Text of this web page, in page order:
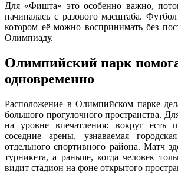
Для «Фишта» это особенно важно,
начиналась с разового масштаба.
котором её можно воспринимать без
Олимпиаду.
Олимпийский парк
одновременно
Расположение в Олимпийском парке
большого прогулочного пространства.
на уровне впечатления: вокруг есть
соседние арены, узнаваемая
отдельного спортивного района. Матч
турникета, а раньше, когда человек
видит стадион на фоне открытого